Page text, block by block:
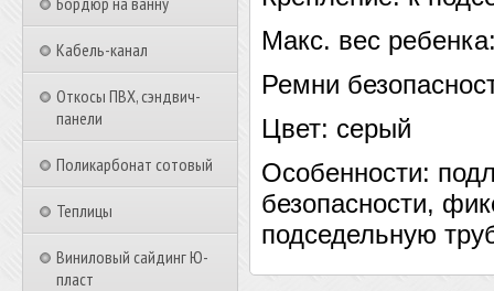
Кабель-канал
Откосы ПВХ, сэндвич-
панели
Поликарбонат сотовый
Теплицы
Виниловый сайдинг Ю-
пласт
Макс. вес
Ремни
Цвет: серый
Особенности:
безопасности,
подседельную